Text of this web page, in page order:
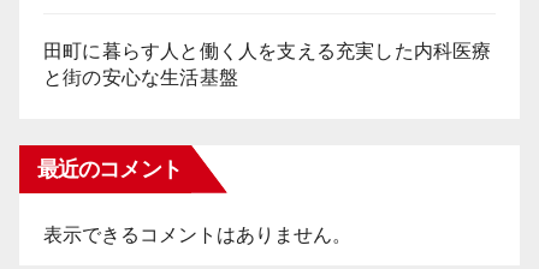
田町に暮らす人と働く人を支える充実した内科医療
と街の安心な生活基盤
最近のコメント
表示できるコメントはありません。